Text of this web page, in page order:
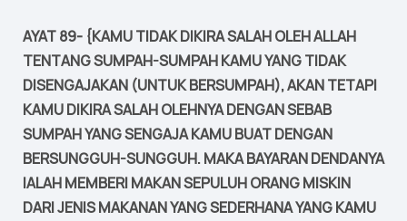
AYAT 89- {KAMU TIDAK DIKIRA SALAH OLEH ALLAH
TENTANG SUMPAH-SUMPAH KAMU YANG TIDAK
DISENGAJAKAN (UNTUK BERSUMPAH), AKAN TETAPI
KAMU DIKIRA SALAH OLEHNYA DENGAN SEBAB
SUMPAH YANG SENGAJA KAMU BUAT DENGAN
BERSUNGGUH-SUNGGUH. MAKA BAYARAN DENDANYA
IALAH MEMBERI MAKAN SEPULUH ORANG MISKIN
DARI JENIS MAKANAN YANG SEDERHANA YANG KAMU